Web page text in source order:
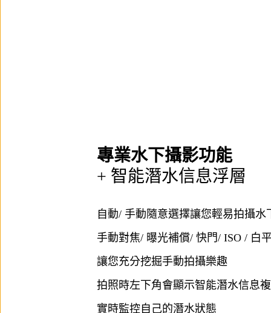
專業水下攝影功能
+ 智能潛水信息浮層
自動/ 手動隨意選擇讓您輕易拍攝水
手動對焦/ 曝光補償/ 快門/ ISO / 白
讓您充分挖掘手動拍攝樂趣
拍照時左下角會顯示智能潛水信息
實時監控自己的潛水狀態